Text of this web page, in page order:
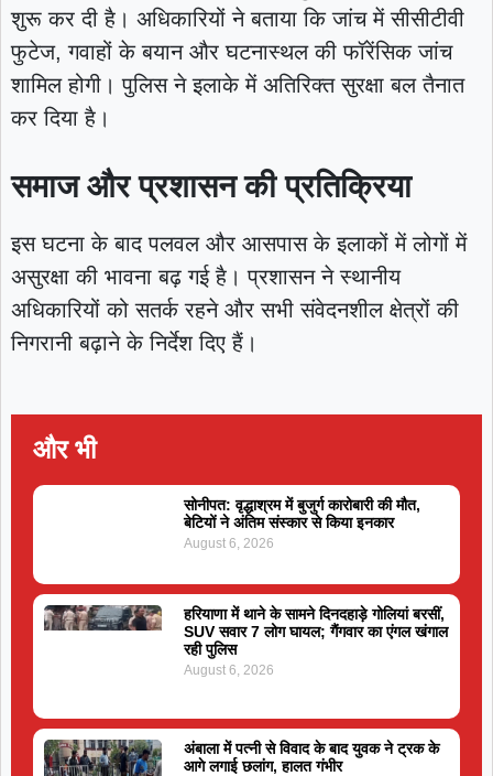
शुरू कर दी है। अधिकारियों ने बताया कि जांच में सीसीटीवी
फुटेज, गवाहों के बयान और घटनास्थल की फॉरेंसिक जांच
शामिल होगी। पुलिस ने इलाके में अतिरिक्त सुरक्षा बल तैनात
कर दिया है।
समाज और प्रशासन की प्रतिक्रिया
इस घटना के बाद पलवल और आसपास के इलाकों में लोगों में
असुरक्षा की भावना बढ़ गई है। प्रशासन ने स्थानीय
अधिकारियों को सतर्क रहने और सभी संवेदनशील क्षेत्रों की
निगरानी बढ़ाने के निर्देश दिए हैं।
और भी
सोनीपत: वृद्धाश्रम में बुजुर्ग कारोबारी की मौत,
बेटियों ने अंतिम संस्कार से किया इनकार
August 6, 2026
हरियाणा में थाने के सामने दिनदहाड़े गोलियां बरसीं,
SUV सवार 7 लोग घायल; गैंगवार का एंगल खंगाल
रही पुलिस
August 6, 2026
अंबाला में पत्नी से विवाद के बाद युवक ने ट्रक के
आगे लगाई छलांग, हालत गंभीर